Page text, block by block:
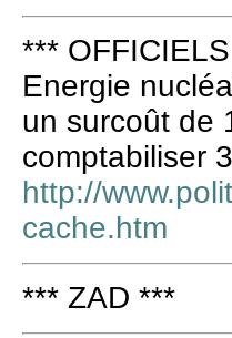
***
Energie
un surcoût de
comptabiliser
http://
cache.htm
*** ZAD ***